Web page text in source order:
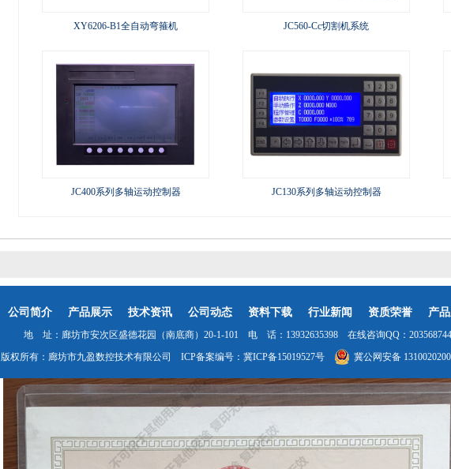
XY6206-B1全自动弯箍机 JC560-Cc切割机系统
JC400系列多轴运动控制器 JC130系列多轴运动控制器
公司简介 产品展示 技术资讯 公司动态 资料下载 行业新闻 资质荣誉 产
地 址：廊坊市安次区盛德花园（南底商）20-1-101 电 话：13932635398 在线咨询QQ：
版权所有：廊坊市九盈数控技术有限公司 ICP备案编号： 冀ICP备15019527号 冀公网安备